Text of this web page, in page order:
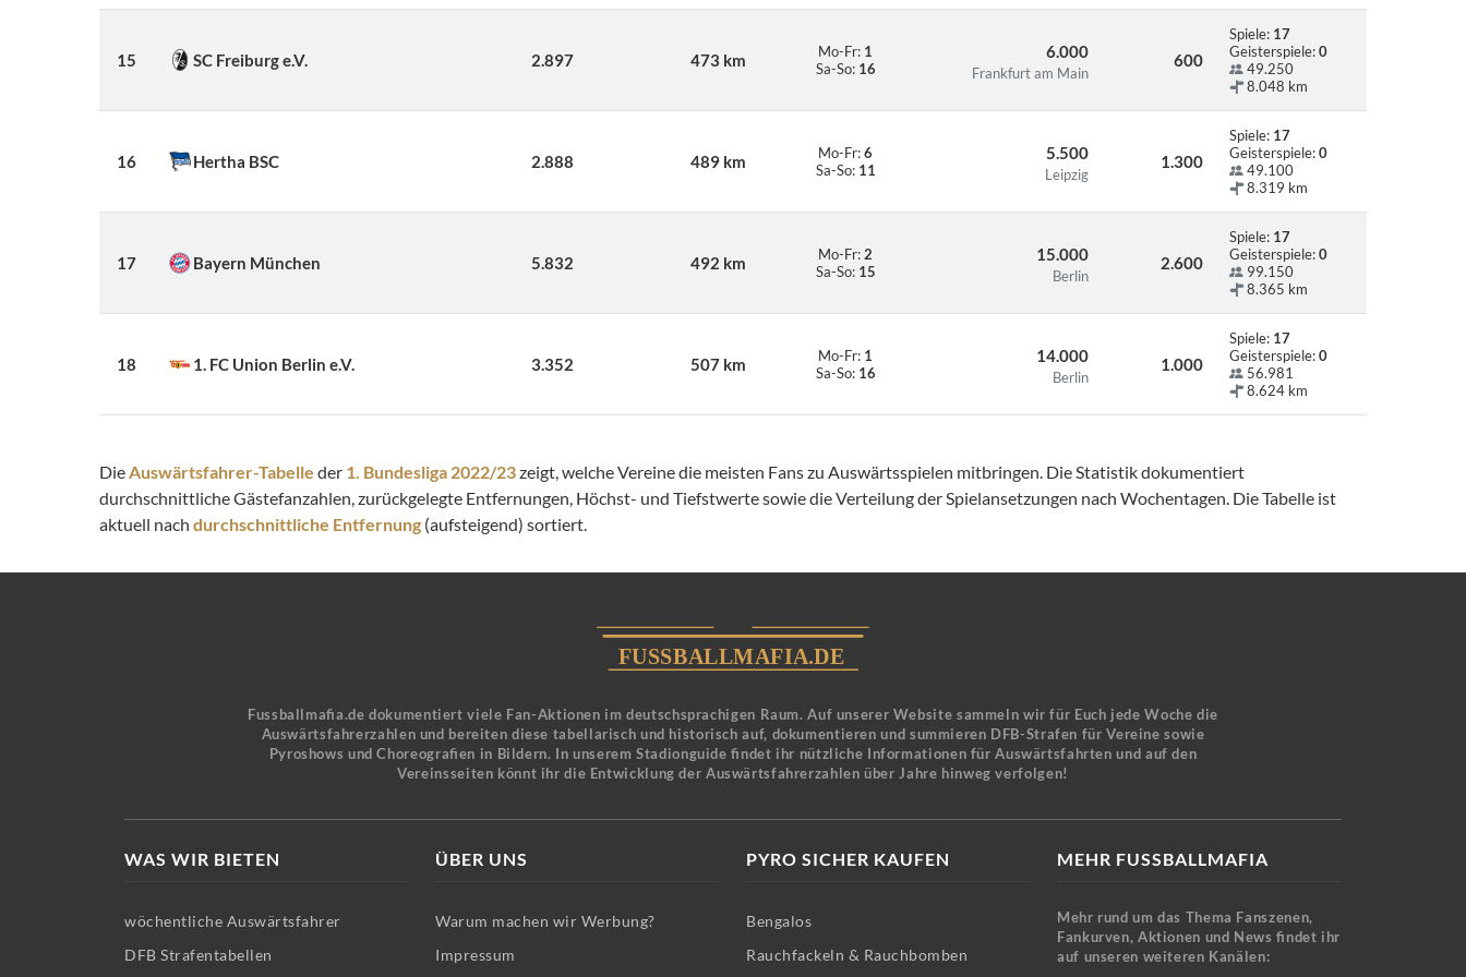
15 SC Freiburg e.V. 2.897 473 km Mo-Fr: 1
Sa-So: 16
6.000
Frankfurt am Main
600
Spiele: 17
Geisterspiele:0
49.250
8.048 km
16 Hertha BSC 2.888 489 km Mo-Fr:6
Sa-So: 11
5.500
Leipzig
1.300
Spiele: 17
Geisterspiele:0
49.100
8.319 km
17 Bayern München 5.832 492 km Mo-Fr:2
Sa-So: 15
15.000
Berlin
2.600
Spiele: 17
Geisterspiele:0
99.150
8.365 km
18 1. FC Union Berlin e.V. 3.352 507 km Mo-Fr: 1
Sa-So: 16
14.000
Berlin
1.000
Spiele: 17
Geisterspiele:0
56.981
8.624 km
DieAuswärtsfahrer-Tabelle der 1. Bundesliga 2022/23zeigt, welche Vereine die meisten Fans zu Auswärtsspielen mitbringen. Die Statistik dokumentiert
durchschnittliche Gästefanzahlen, zurückgelegte Entfernungen, Höchst- und Tiefstwerte sowie die Verteilung der Spielansetzungen nach Wochentagen. Die Tabelle ist
aktuell nach durchschnittliche Entfernung (aufsteigend) sortiert.
Fussballmafia.de dokumentiert viele Fan-Aktionen im deutschsprachigen Raum. Auf unserer Website sammeln wir für Euch jede Woche die
Auswärtsfahrerzahlen und bereiten diese tabellarisch und historisch auf, dokumentieren und summieren DFB-Strafen für Vereine sowie
Pyroshows und Choreografien in Bildern. In unserem Stadionguide findet ihr nützliche Informationen für Auswärtsfahrten und auf den
Vereinsseiten könnt ihr die Entwicklung der Auswärtsfahrerzahlen über Jahre hinweg verfolgen!
WAS WIR BIETEN
wöchentliche Auswärtsfahrer
DFB Strafentabellen
ÜBER UNS
Warum machen wir Werbung?
Impressum
PYRO SICHER KAUFEN
Bengalos
Rauchfackeln & Rauchbomben
MEHR FUSSBALLMAFIA
Mehr rund um das Thema Fanszenen,
Fankurven, Aktionen und News findet ihr
auf unseren weiteren Kanälen: